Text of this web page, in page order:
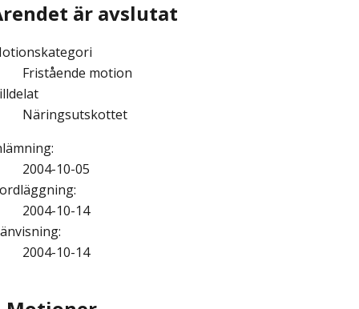
är avslutat
Fristående motion
Näringsutskottet
:
2004-10-05
:
2004-10-14
:
2004-10-14